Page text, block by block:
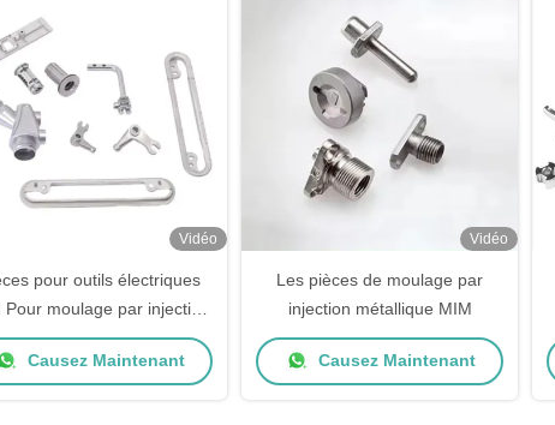
Vidéo
pour outils électriques
Pour moulage par injection
en poudre Pièces en
acier allié
Causez Maintenant
Vidéo
Les pièces de moulage par
injection métallique MIM
Causez Maintenant